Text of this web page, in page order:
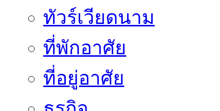
ทัวร์เวียดนาม
ที่พักอาศัย
ที่อยู่อาศัย